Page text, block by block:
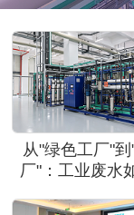
从"绿色工厂"
厂"：工业废水